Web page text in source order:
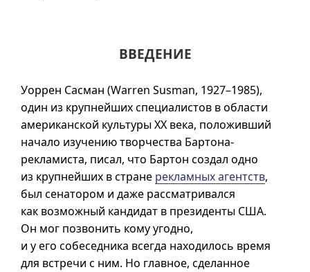
ВВЕДЕНИЕ
Уоррен Сасман (Warren Susman, 1927–1985),
один из крупнейших специалистов в области
американской культуры XX века, положивший
начало изучению творчества Бартона-
рекламиста, писал, что Бартон создал одно
из крупнейших в стране рекламных агентств,
был сенатором и даже рассматривался
как возможный кандидат в президенты США.
Он мог позвонить кому угодно,
и у его собеседника всегда находилось время
для встречи с ним. Но главное, сделанное